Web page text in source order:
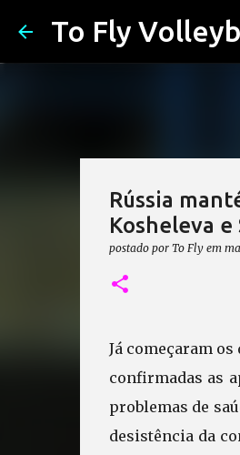
To Fly
Rússia
Kosheleva e
postado por To Fly em
Já começaram
confirmadas as
problemas de
desistência da